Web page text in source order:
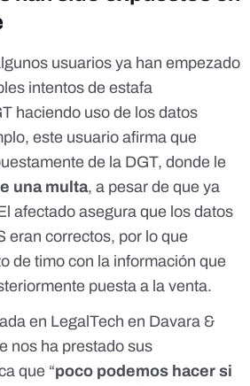
usuarios ya han empezado
intentos de estafa
haciendo uso de los datos
este usuario afirma que
de la DGT, donde le
una multa, a pesar de que ya
afectado asegura que los datos
eran correctos, por lo que
de timo con la información que
puesta a la venta.
en LegalTech en Davara &
nos ha prestado sus
que “poco podemos hacer si